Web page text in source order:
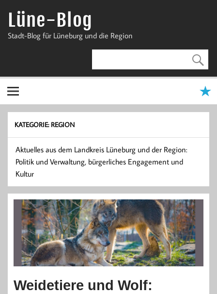
InhaltLüne-Blog
Stadt-Blog für Lüneburg und die Region
KATEGORIE: REGION
Aktuelles aus dem Landkreis Lüneburg und der Region:
Politik und Verwaltung, bürgerliches Engagement und
Kultur
Weidetiere und Wolf: